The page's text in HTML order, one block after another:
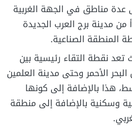
عدة مناطق في الجهة الغربية
من مدينة برج العرب الجديدة
المنطقة الصناعية.
تعد نقطة التقاء رئيسية بين
الأحمر وحتى مدينة العلمين
هذا بالإضافة إلى كونها
وسكنية بالإضافة إلى منطقة